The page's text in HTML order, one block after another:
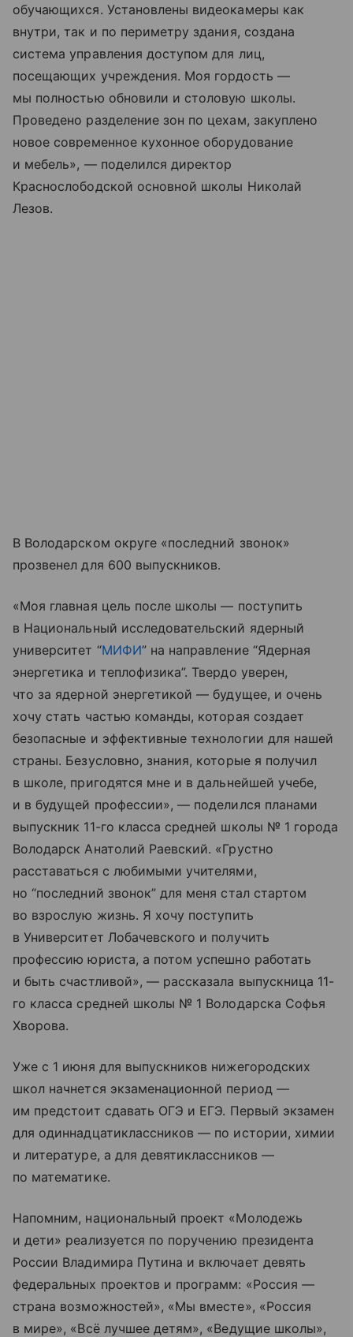
обучающихся. Установлены видеокамеры как
внутри, так и по периметру здания, создана
система управления доступом для лиц,
посещающих учреждения. Моя гордость —
мы полностью обновили и столовую школы.
Проведено разделение зон по цехам, закуплено
новое современное кухонное оборудование
и мебель», — поделился директор
Краснослободской основной школы Николай
Лезов.
В Володарском округе «последний звонок»
прозвенел для 600 выпускников.
«Моя главная цель после школы — поступить
в Национальный исследовательский ядерный
университет “МИФИ” на направление “Ядерная
энергетика и теплофизика”. Твердо уверен,
что за ядерной энергетикой — будущее, и очень
хочу стать частью команды, которая создает
безопасные и эффективные технологии для нашей
страны. Безусловно, знания, которые я получил
в школе, пригодятся мне и в дальнейшей учебе,
и в будущей профессии», — поделился планами
выпускник 11-го класса средней школы № 1 города
Володарск Анатолий Раевский. «Грустно
расставаться с любимыми учителями,
но “последний звонок” для меня стал стартом
во взрослую жизнь. Я хочу поступить
в Университет Лобачевского и получить
профессию юриста, а потом успешно работать
и быть счастливой», — рассказала выпускница 11-
го класса средней школы № 1 Володарска Софья
Хворова.
Уже с 1 июня для выпускников нижегородских
школ начнется экзаменационной период —
им предстоит сдавать ОГЭ и ЕГЭ. Первый экзамен
для одиннадцатиклассников — по истории, химии
и литературе, а для девятиклассников —
по математике.
Напомним, национальный проект «Молодежь
и дети» реализуется по поручению президента
России Владимира Путина и включает девять
федеральных проектов и программ: «Россия —
страна возможностей», «Мы вместе», «Россия
в мире», «Всё лучшее детям», «Ведущие школы»,